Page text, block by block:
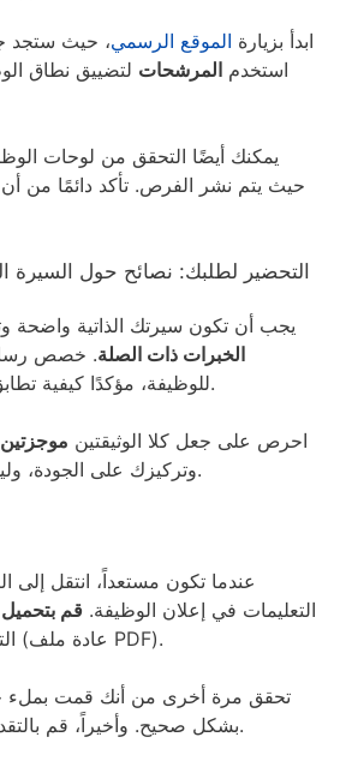
ابدأ بزيارة الموقع الرسمي، حيث ستجد
استخدم المرشحات لتضييق نطاق
يمكنك أيضًا التحقق من لوحات
حيث يتم نشر الفرص. تأكد دائمًا من
التحضير لطلبك: نصائح حول السيرة
يجب أن تكون سيرتك الذاتية واضحة
الخبرات ذات الصلة. خصص
للوظيفة، مؤكدًا كيفية تطابق مهاراتك مع المنصب.
احرص على جعل كلا الوثيقتين موجزتين
وتركيزك على الجودة، وليس الكمية، في وصفك.
عندما تكون مستعداً، انتقل إلى
التعليمات في إعلان الوظيفة. قم بتحميل
التغطية بالتنسيق المحدد (عادة ملف PDF).
تحقق مرة أخرى من أنك قمت بملء
بشكل صحيح. وأخيراً، قم بالتقديم وانتظر رسالة تأكيد.